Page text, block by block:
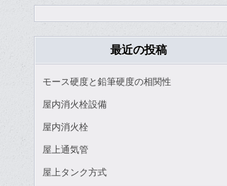
最近の投稿
モース硬度と鉛筆硬度の相関性
屋内消火栓設備
屋内消火栓
屋上通気管
屋上タンク方式